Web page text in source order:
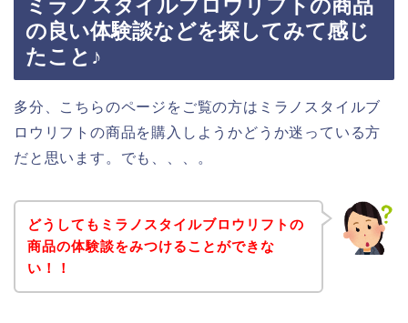
ミラノスタイルブロウリフトの商品
の良い体験談などを探してみて感じ
たこと♪
多分、こちらのページをご覧の方はミラノスタイルブ
ロウリフトの商品を購入しようかどうか迷っている方
だと思います。でも、、、。
どうしてもミラノスタイルブロウリフトの
商品の体験談をみつけることができな
い！！